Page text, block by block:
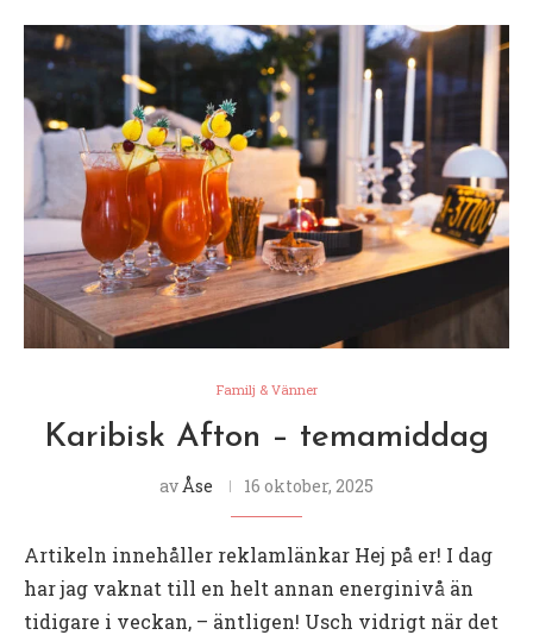
Familj & Vänner
Karibisk Afton – temamiddag
av Åse 16 oktober, 2025
Artikeln innehåller reklamlänkar Hej på er! I dag
har jag vaknat till en helt annan energinivå än
tidigare i veckan, – äntligen! Usch vidrigt när det